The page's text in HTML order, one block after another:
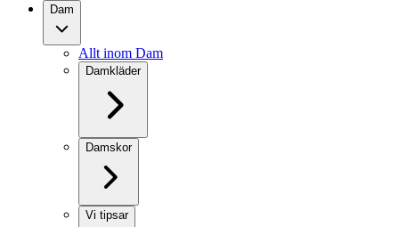
Dam
Allt inom Dam
Damkläder
Damskor
Vi tipsar